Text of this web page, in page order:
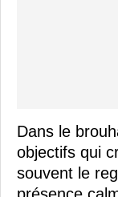
Dans le
objectifs qui
souvent le